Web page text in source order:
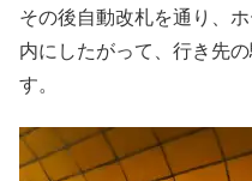
その後自動改札を通り、
内にしたがって、行き先
す。